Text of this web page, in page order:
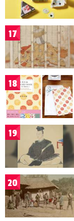
17
18
19
20